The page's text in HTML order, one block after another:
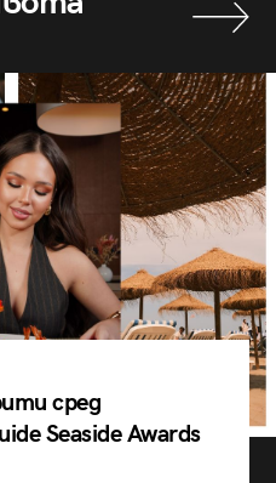
сред
Seaside Awards